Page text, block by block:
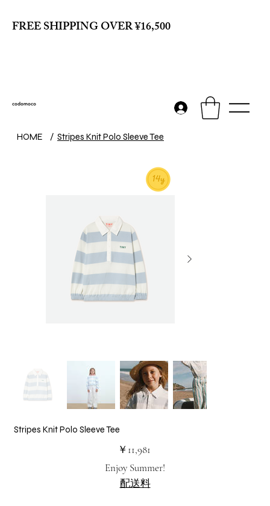
FREE SHIPPING OVER ¥16,500
codomoco
HOME / Stripes Knit Polo Sleeve Tee
Stripes Knit Polo Sleeve Tee
価
格
￥11,981
Enjoy Summer!
配送料